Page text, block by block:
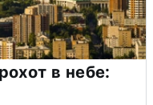
в небе: